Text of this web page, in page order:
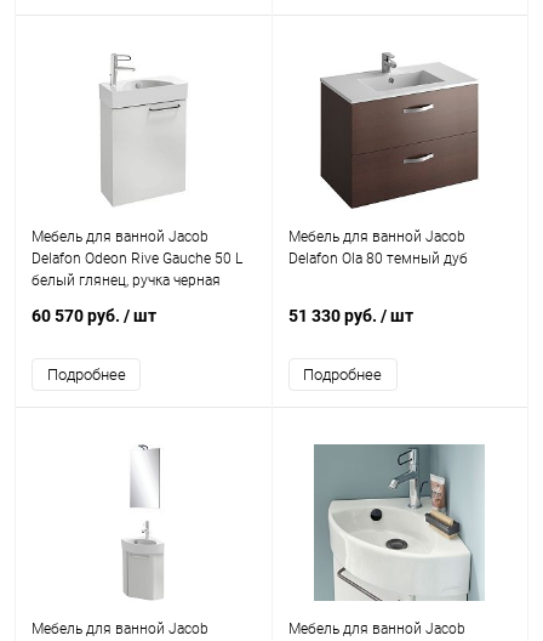
Мебель для ванной Jacob
Delafon Odeon Rive Gauche 50 L
белый глянец, ручка черная
60 570 руб. / шт
Подробнее
Мебель для ванной Jacob
Delafon Ola 80 темный дуб
51 330 руб. / шт
Подробнее
Мебель для ванной Jacob
Мебель для ванной Jacob